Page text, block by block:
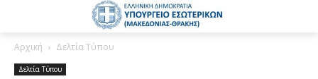
Αρχική Δελτία Τύπου
Δελτία Τύπου